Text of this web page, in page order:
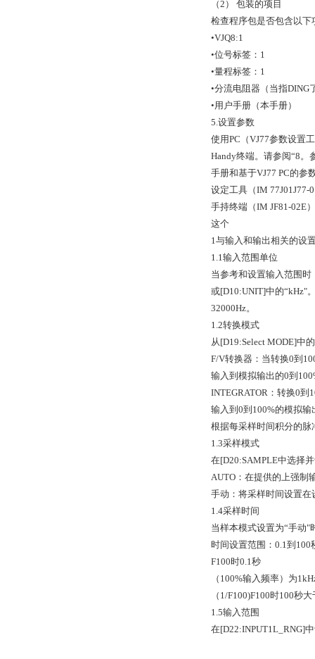
（2） 包装的项目
检查程序包是否包含以下
•VJQ8:1
•位号标签：1
•量程标签：1
•分流电阻器（当指DING
•用户手册（本手册）
5.设置参数
使用PC（VJ77参数设置
Handy终端。请参阅“8。
手册和基于VJ77 PC的参
设定工具（IM 77J01J77-
手持终端（IM JF81-02E
这个
1与输入和输出相关的设
1.1输入范围单位
当参考和设置输入范围时
或[D10:UNIT]中的“kHz"
32000Hz。
1.2转换模式
从[D19:Select MODE]中
F/V转换器：当转换0到
输入到模拟输出的0到
INTEGRATOR：转换0到
输入到0到100%的模拟输
根据每采样时间积分的
1.3采样模式
在[D20:SAMPLE中选择
AUTO：在提供的上强制
手动：将采样时间设置在
1.4采样时间
当样本模式设置为“手动"
时间设置范围：0.1到
F100时0.1秒
（100%输入频率）为
（1/F100)F100时100秒
1.5输入范围
在[D22:INPUT1L_RNG]